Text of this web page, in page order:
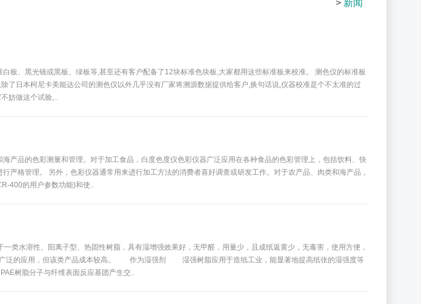
> 新闻
板、黑光镜或黑板、绿板等,甚至还有客户配备了12块标准色块板,大家都用这些标准板来校准。 测色仪的标准板
日本柯尼卡美能达公司的测色仪以外几乎没有厂家将溯源数据提供给客户,换句话说,仪器校准是个不太准的过
妨做这个试验,..
产品的色彩测量和管理。对于加工食品，白度色度仪色彩仪器广泛应用在各种食品的色彩管理上，包括饮料、快
格管理。 另外，色彩仪器通常用来进行加工方法的消费者喜好调查或研发工作。对于农产品、肉类和海产品，
400的用户参数功能)和使..
性、阳离子型、热固性树脂，具有湿增强效果好，无甲醛，用量少，且成纸返黄少，无毒害，使用方便，
广泛的应用，但该类产品成本较高。 作为湿强剂 湿强树脂应用于造纸工业，能显著地提高纸张的湿强度等
树脂分子与纤维表面反应基团产生交..